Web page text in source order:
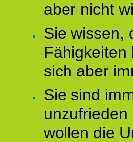
aber nicht
Sie wissen,
Fähigkeiten
sich aber
Sie sind
wollen die